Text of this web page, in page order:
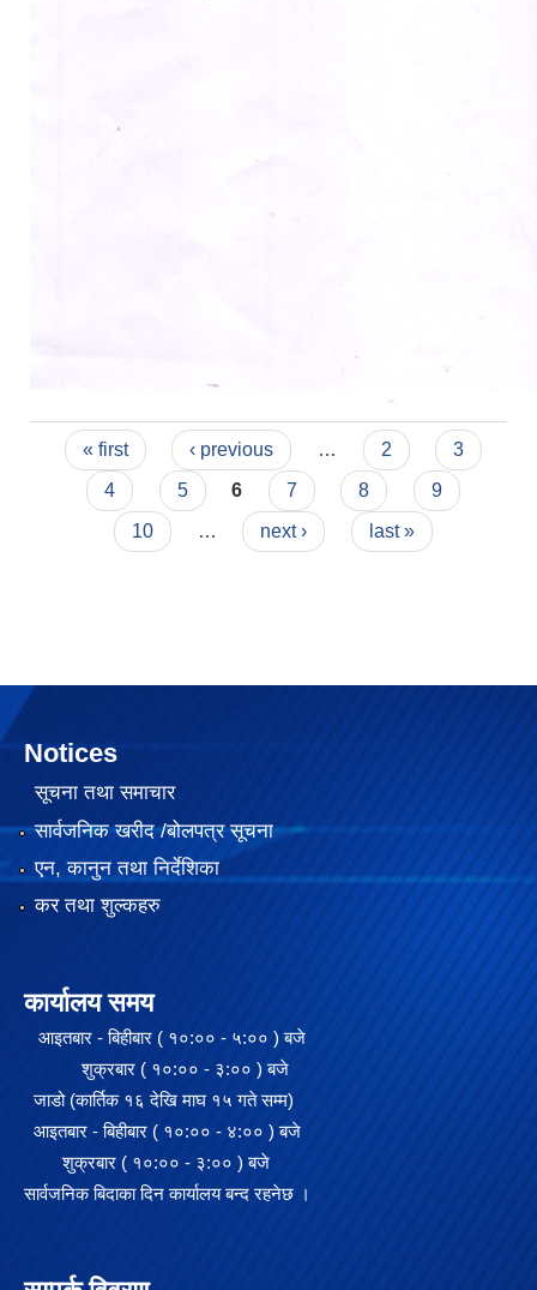
Pages
« first ‹ previous … 2
3
4
5 6 7 8
9
10
… next › last »
Notices
सूचना तथा समाचार
सार्वजनिक खरीद /बोलपत्र सूचना
एन, कानुन तथा निर्देशिका
कर तथा शुल्कहरु
कार्यालय समय
आइतबार - बिहीबार ( १०:०० - ५:०० ) बजे
शुक्रबार ( १०:०० - ३:०० ) बजे
जाडो (कार्तिक १६ देखि माघ १५ गते सम्म)
आइतबार - बिहीबार ( १०:०० - ४:०० ) बजे
शुक्रबार ( १०:०० - ३:०० ) बजे
सार्वजनिक बिदाका दिन कार्यालय बन्द रहनेछ ।